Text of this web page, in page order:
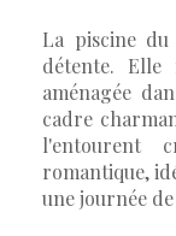
La piscine
détente.
aménagée
cadre
l'entourent
romantique,
une journée